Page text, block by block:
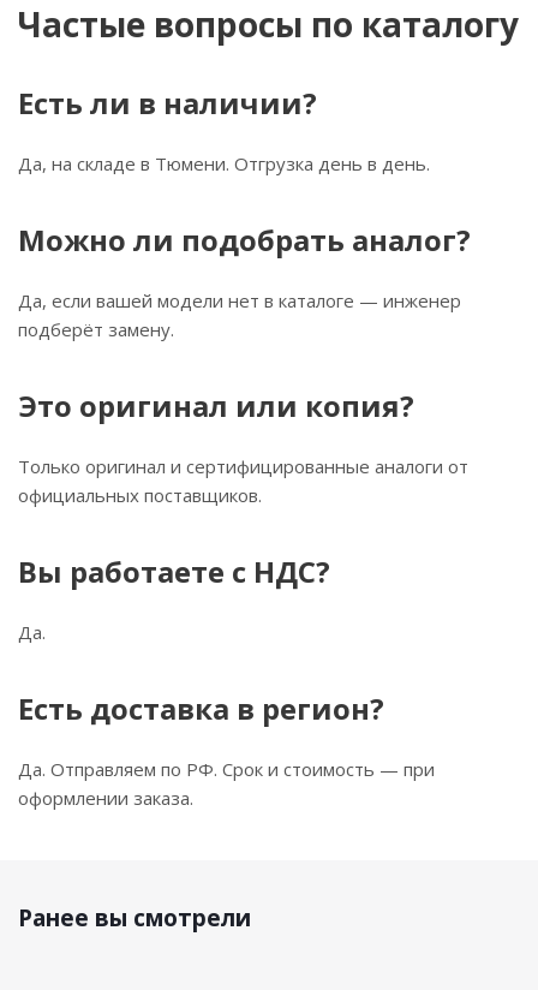
Частые вопросы по каталогу
Есть ли в наличии?
Да, на складе в Тюмени. Отгрузка день в день.
Можно ли подобрать аналог?
Да, если вашей модели нет в каталоге — инженер
подберёт замену.
Это оригинал или копия?
Только оригинал и сертифицированные аналоги от
официальных поставщиков.
Вы работаете с НДС?
Да.
Есть доставка в регион?
Да. Отправляем по РФ. Срок и стоимость — при
оформлении заказа.
Ранее вы смотрели